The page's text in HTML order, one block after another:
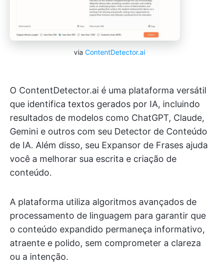
via ContentDetector.ai
O ContentDetector.ai é uma plataforma versátil
que identifica textos gerados por IA, incluindo
resultados de modelos como ChatGPT, Claude,
Gemini e outros com seu Detector de Conteúdo
de IA. Além disso, seu Expansor de Frases ajuda
você a melhorar sua escrita e criação de
conteúdo.
A plataforma utiliza algoritmos avançados de
processamento de linguagem para garantir que
o conteúdo expandido permaneça informativo,
atraente e polido, sem comprometer a clareza
ou a intenção.